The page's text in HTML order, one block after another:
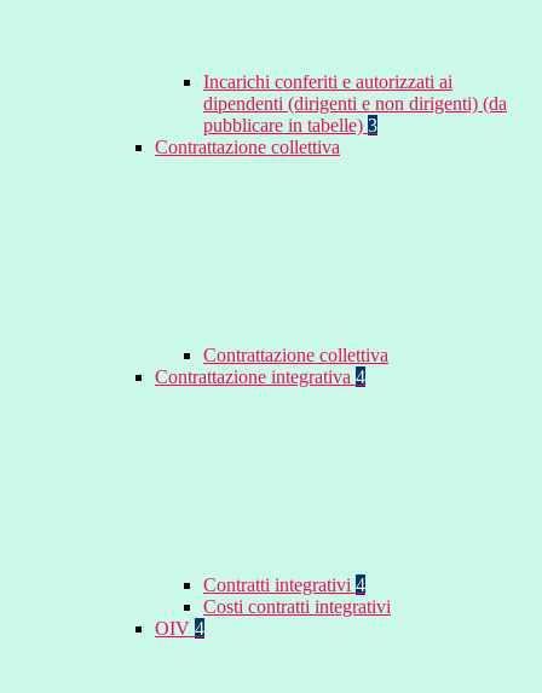
Incarichi conferiti e autorizzati ai
dipendenti (dirigenti e non dirigenti) (da
pubblicare in tabelle) 3
Contrattazione collettiva
Contrattazione collettiva
Contrattazione integrativa 4
Contratti integrativi 4
Costi contratti integrativi
OIV 4